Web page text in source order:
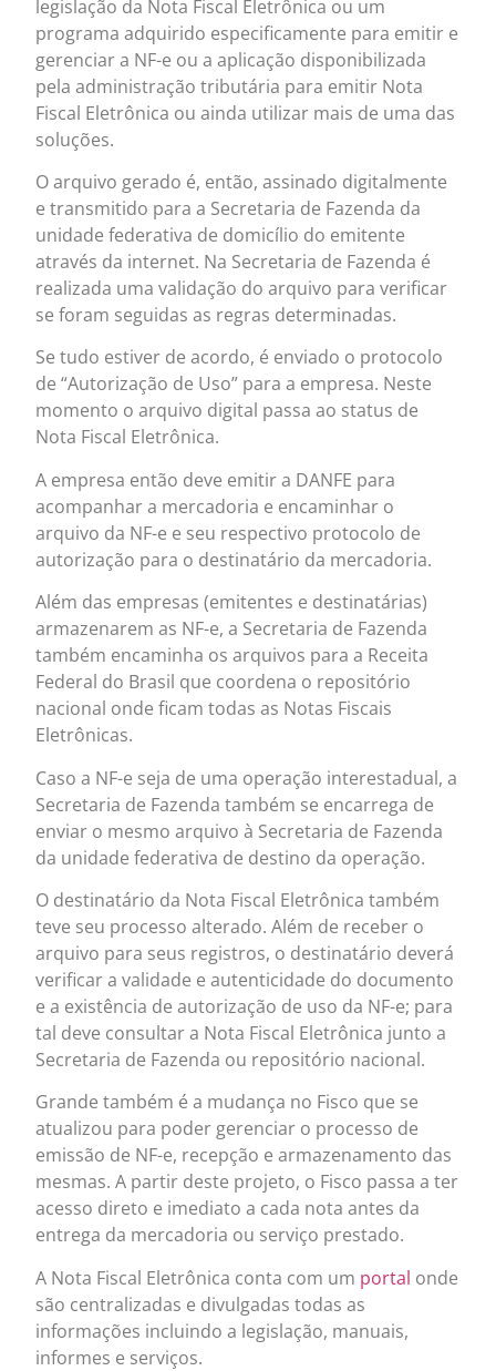
legislação da Nota Fiscal Eletrônica ou um
programa adquirido especificamente para emitir e
gerenciar a NF-e ou a aplicação disponibilizada
pela administração tributária para emitir Nota
Fiscal Eletrônica ou ainda utilizar mais de uma das
soluções.
O arquivo gerado é, então, assinado digitalmente
e transmitido para a Secretaria de Fazenda da
unidade federativa de domicílio do emitente
através da internet. Na Secretaria de Fazenda é
realizada uma validação do arquivo para verificar
se foram seguidas as regras determinadas.
Se tudo estiver de acordo, é enviado o protocolo
de “Autorização de Uso” para a empresa. Neste
momento o arquivo digital passa ao status de
Nota Fiscal Eletrônica.
A empresa então deve emitir a DANFE para
acompanhar a mercadoria e encaminhar o
arquivo da NF-e e seu respectivo protocolo de
autorização para o destinatário da mercadoria.
Além das empresas (emitentes e destinatárias)
armazenarem as NF-e, a Secretaria de Fazenda
também encaminha os arquivos para a Receita
Federal do Brasil que coordena o repositório
nacional onde ficam todas as Notas Fiscais
Eletrônicas.
Caso a NF-e seja de uma operação interestadual, a
Secretaria de Fazenda também se encarrega de
enviar o mesmo arquivo à Secretaria de Fazenda
da unidade federativa de destino da operação.
O destinatário da Nota Fiscal Eletrônica também
teve seu processo alterado. Além de receber o
arquivo para seus registros, o destinatário deverá
verificar a validade e autenticidade do documento
e a existência de autorização de uso da NF-e; para
tal deve consultar a Nota Fiscal Eletrônica junto a
Secretaria de Fazenda ou repositório nacional.
Grande também é a mudança no Fisco que se
atualizou para poder gerenciar o processo de
emissão de NF-e, recepção e armazenamento das
mesmas. A partir deste projeto, o Fisco passa a ter
acesso direto e imediato a cada nota antes da
entrega da mercadoria ou serviço prestado.
A Nota Fiscal Eletrônica conta com um portal onde
são centralizadas e divulgadas todas as
informações incluindo a legislação, manuais,
informes e serviços.